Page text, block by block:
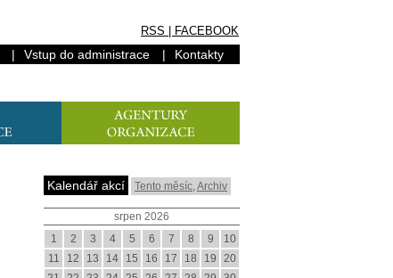
RSS FACEBOOK
| Vstup do administrace | Kontakty
Kalendář akcí Tento měsíc,Archiv
srpen 2026
1
2 3 4 5 6 7 8 9
10
11
12 13 14 15 16 17 18 19
20